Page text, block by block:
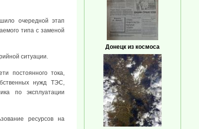
очередной этап
типа с заменой
ситуации.
постоянного тока,
нужд ТЭС,
по эксплуатации
ресурсов на
Донецк из космоса